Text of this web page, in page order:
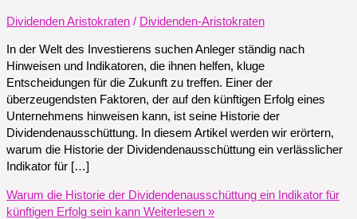
Dividenden Aristokraten / Dividenden-Aristokraten
In der Welt des Investierens suchen Anleger ständig nach
Hinweisen und Indikatoren, die ihnen helfen, kluge
Entscheidungen für die Zukunft zu treffen. Einer der
überzeugendsten Faktoren, der auf den künftigen Erfolg eines
Unternehmens hinweisen kann, ist seine Historie der
Dividendenausschüttung. In diesem Artikel werden wir erörtern,
warum die Historie der Dividendenausschüttung ein verlässlicher
Indikator für […]
Warum die Historie der Dividendenausschüttung ein Indikator für
künftigen Erfolg sein kann Weiterlesen »